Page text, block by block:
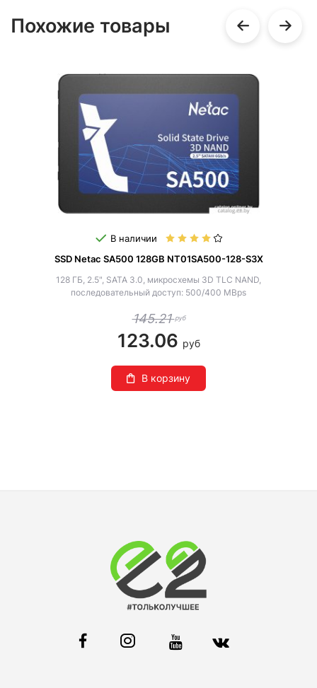
Похожие товары
В наличии
SSD Netac SA500 128GB NT01SA500-128-S3X
128 ГБ, 2.5", SATA 3.0, микросхемы 3D TLC NAND,
последовательный доступ: 500/400 MBps
145.21руб
123.06 руб
В корзину